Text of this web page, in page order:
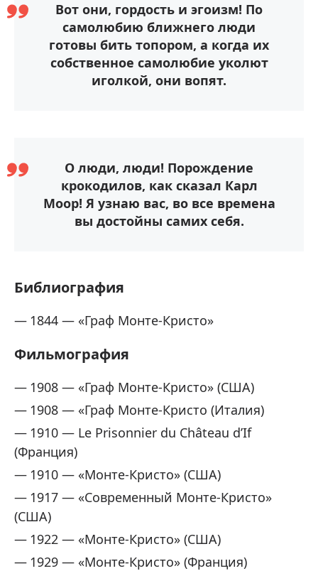
Вот они, гордость и эгоизм! По
самолюбию ближнего люди
готовы бить топором, а когда их
собственное самолюбие уколют
иголкой, они вопят.
О люди, люди! Порождение
крокодилов, как сказал Карл
Моор! Я узнаю вас, во все времена
вы достойны самих себя.
Библиография
1844 — «Граф Монте-Кристо»
Фильмография
1908 — «Граф Монте-Кристо» (США)
1908 — «Граф Монте-Кристо (Италия)
1910 — Le Prisonnier du Château d’If
(Франция)
1910 — «Монте-Кристо» (США)
1917 — «Современный Монте-Кристо»
(США)
1922 — «Монте-Кристо» (США)
1929 — «Монте-Кристо» (Франция)